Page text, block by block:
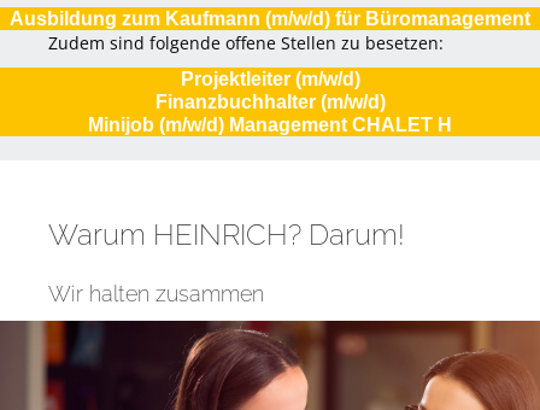
Ausbildung zum Kaufmann (m/w/d) für Büromanagement
Zudem sind folgende offene Stellen zu besetzen:
Projektleiter (m/w/d)
Finanzbuchhalter (m/w/d)
Minijob (m/w/d) Management CHALET H
Warum HEINRICH? Darum!
Wir halten zusammen